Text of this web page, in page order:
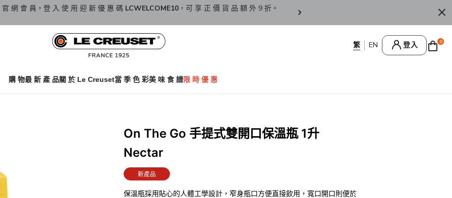
網 會 員，登 入 使 用 迎 新 優 惠 碼 LCWELCOME10 ，可 享 正 價 貨 品 額 外 9 折。 香 港 / 澳 門 訂 單 滿
登入 0
購 物最 新 產 品關 於 Le Creuset當 季 色 彩美 味 食 譜限 時 優 惠
On The Go 手提式雙開口保溫瓶 1升
Nectar
新產品
保溫瓶採用貼心的人體工學設計，窄身瓶口方便直接飲用，寬口開口則便於